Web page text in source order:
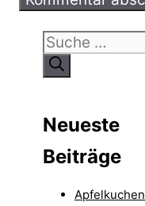
Suche
nach:
Neueste
Beiträge
Apfelkuchen